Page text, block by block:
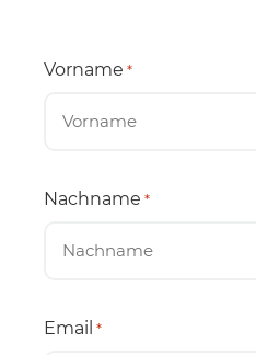
Vorname *
Nachname *
Email *